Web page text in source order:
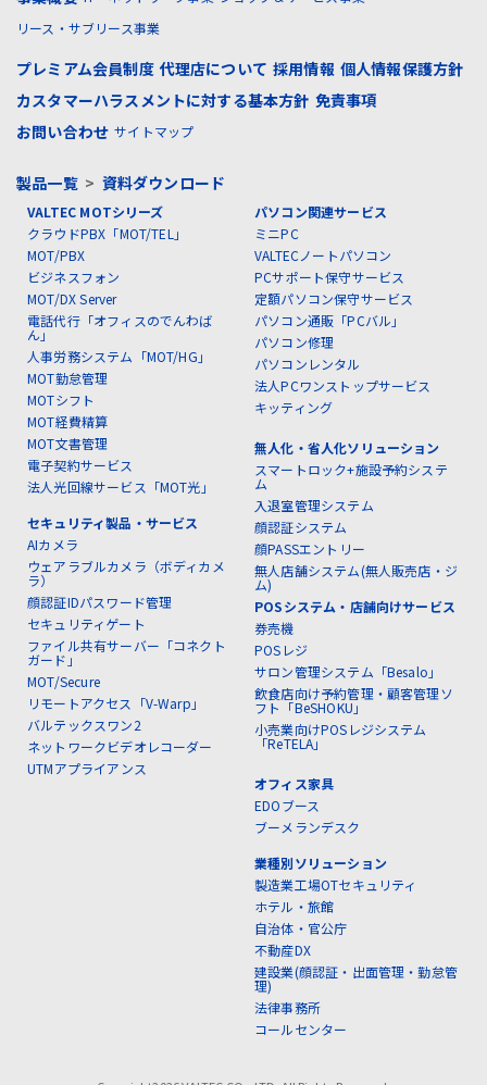
リース・サブリース事業
プレミアム会員制度 代理店について 採用情報 個人情報保護方針
カスタマーハラスメントに対する基本方針 免責事項
お問い合わせ サイトマップ
製品一覧> 資料ダウンロード
VALTEC MOTシリーズ
クラウドPBX「MOT/TEL」
MOT/PBX
ビジネスフォン
MOT/DX Server
電話代行「オフィスのでんわば
ん」
人事労務システム「MOT/HG」
MOT勤怠管理
MOTシフト
MOT経費精算
MOT文書管理
電子契約サービス
法人光回線サービス「MOT光」
セキュリティ製品・サービス
AIカメラ
ウェアラブルカメラ（ボディカメ
ラ）
顔認証IDパスワード管理
セキュリティゲート
ファイル共有サーバー「コネクト
ガード」
MOT/Secure
リモートアクセス「V-Warp」
バルテックスワン2
ネットワークビデオレコーダー
UTMアプライアンス
パソコン関連サービス
ミニPC
VALTECノートパソコン
PCサポート保守サービス
定額パソコン保守サービス
パソコン通販「PCバル」
パソコン修理
パソコンレンタル
法人PCワンストップサービス
キッティング
無人化・省人化ソリューション
スマートロック+施設予約システ
ム
入退室管理システム
顔認証システム
顔PASSエントリー
無人店舗システム(無人販売店・ジ
ム)
POSシステム・店舗向けサービス
券売機
POSレジ
サロン管理システム「Besalo」
飲食店向け予約管理・顧客管理ソ
フト「BeSHOKU」
小売業向けPOSレジシステム
「ReTELA」
オフィス家具
EDOブース
ブーメランデスク
業種別ソリューション
製造業工場OTセキュリティ
ホテル・旅館
自治体・官公庁
不動産DX
建設業(顔認証・出面管理・勤怠管
理)
法律事務所
コールセンター